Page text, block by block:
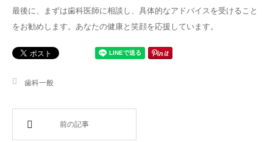
最後に、まずは歯科医師に相談し、具体的なアドバイスを受けること
をお勧めします。あなたの健康と笑顔を応援しています。
歯科一般
前の記事